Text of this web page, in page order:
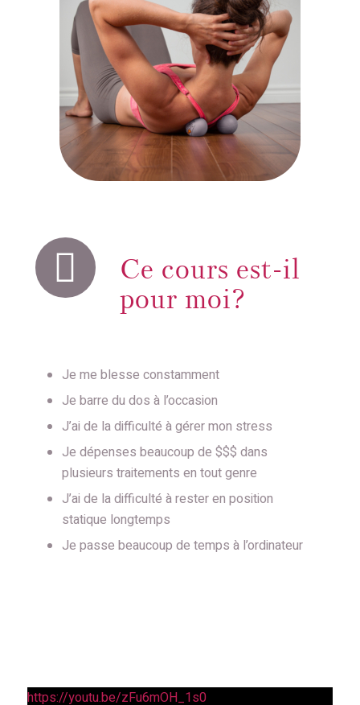
Ce cours est-il
pour moi?
Je me blesse constamment
Je barre du dos à l’occasion
J’ai de la difficulté à gérer mon stress
Je dépenses beaucoup de $$$ dans
plusieurs traitements en tout genre
J’ai de la difficulté à rester en position
statique longtemps
Je passe beaucoup de temps à l’ordinateur
https://youtu.be/zFu6mOH_1s0